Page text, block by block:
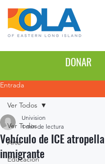
DONAR
Entrada
Ver Todos
Arte
Educación
Ver Todos
Vehículo de ICE
inmigrante
Univision
1 min de lectura